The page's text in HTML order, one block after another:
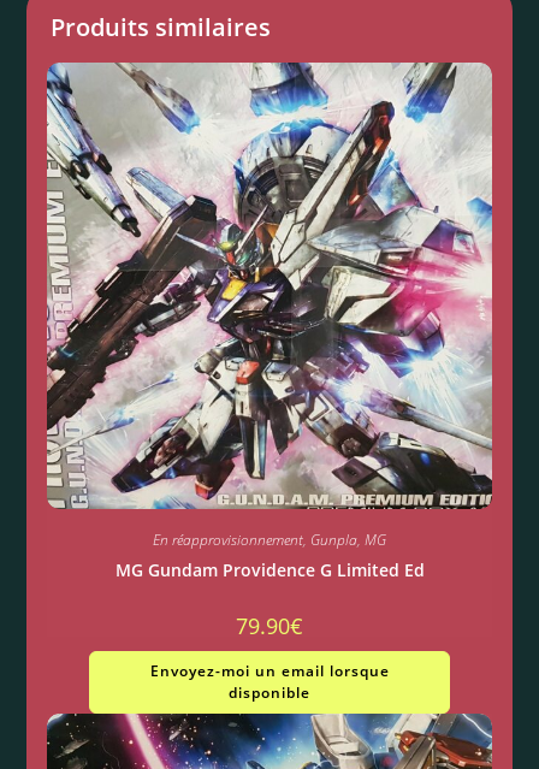
Produits similaires
En réapprovisionnement, Gunpla, MG
MG Gundam Providence G Limited Ed
79.90€
Envoyez-moi un email lorsque
disponible